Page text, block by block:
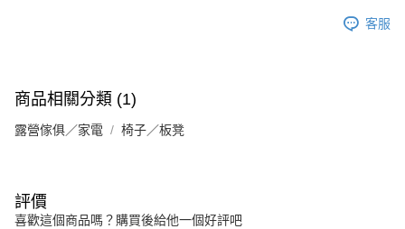
客服
商品相關分類 (1)
露營傢俱／家電 椅子／板凳
評價
喜歡這個商品嗎？購買後給他一個好評吧